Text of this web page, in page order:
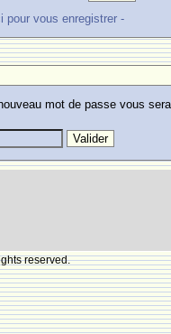
pour vous enregistrer -
mot de passe vous
reserved.